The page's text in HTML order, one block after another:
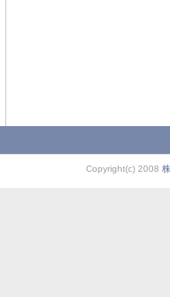
Copyright(c) 2008